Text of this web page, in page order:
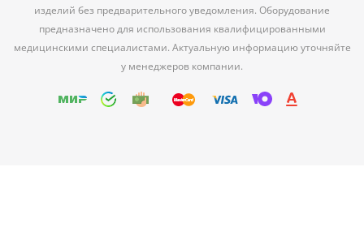
изделий без предварительного уведомления. Оборудование
предназначено для использования квалифицированными
медицинскими специалистами. Актуальную информацию уточняйте
у менеджеров компании.